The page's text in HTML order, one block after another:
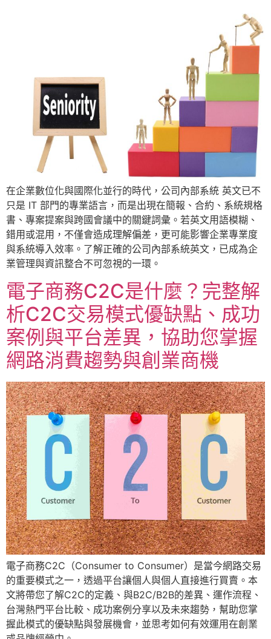
在企業數位化與國際化並行的時代，公司內部系統 英文已不
只是 IT 部門的專業語言，而是出現在簡報、合約、系統規格
書、專案提案與跨國會議中的關鍵詞彙。若英文用語模糊、
錯用或混用，不僅會造成理解偏差，更可能影響企業專業度
與系統導入效率。了解正確的公司內部系統英文，已成為企
業管理與資訊整合不可忽視的一環。
電子商務C2C是什麼？完整解
析C2C交易模式優缺點、成功
案例與平台差異，協助您掌握
網路消費趨勢與創業商機
電子商務C2C（Consumer to Consumer）是當今網路交易
的重要模式之一，透過平台讓個人與個人直接進行買賣。本
文將帶您了解C2C的定義、與B2C/B2B的差異、運作流程、
台灣熱門平台比較、成功案例分享以及未來趨勢，幫助您掌
握此模式的優缺點與發展機會，並思考如何有效運用在創業